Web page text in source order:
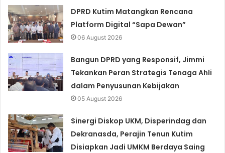
DPRD Kutim Matangkan Rencana
Platform Digital “Sapa Dewan”
06 August 2026
Bangun DPRD yang Responsif, Jimmi
Tekankan Peran Strategis Tenaga Ahli
dalam Penyusunan Kebijakan
05 August 2026
Sinergi Diskop UKM, Disperindag dan
Dekranasda, Perajin Tenun Kutim
Disiapkan Jadi UMKM Berdaya Saing